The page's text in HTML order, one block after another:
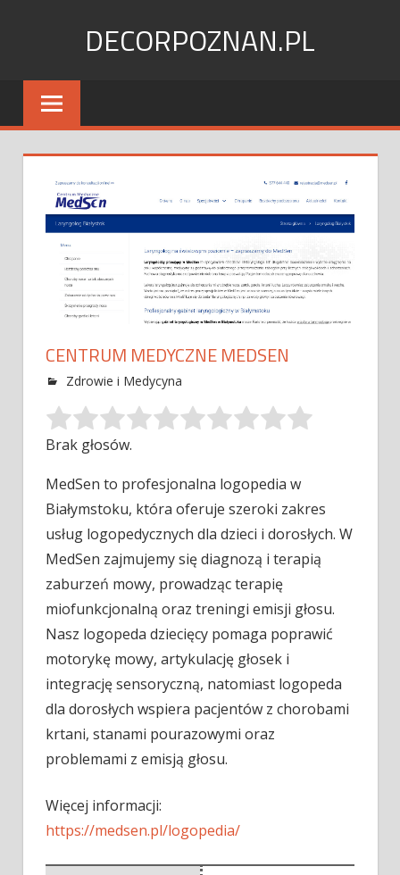
DECORPOZNAN.PL
CENTRUM MEDYCZNE MEDSEN
Zdrowie i Medycyna
Brak głosów.
MedSen to profesjonalna logopedia w
Białymstoku, która oferuje szeroki zakres
usług logopedycznych dla dzieci i dorosłych. W
MedSen zajmujemy siędiagnozą i terapią
zaburzeń mowy, prowadząc terapię
miofunkcjonalną oraz treningi emisji głosu.
Nasz logopeda dziecięcy pomaga poprawić
motorykę mowy, artykulację głosek i
integrację sensoryczną, natomiast logopeda
dla dorosłych wspiera pacjentów z chorobami
krtani, stanami pourazowymi oraz
problemami z emisją głosu.
Więcej informacji:
https://medsen.pl/logopedia/